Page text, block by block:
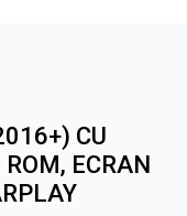
CU
ECRAN